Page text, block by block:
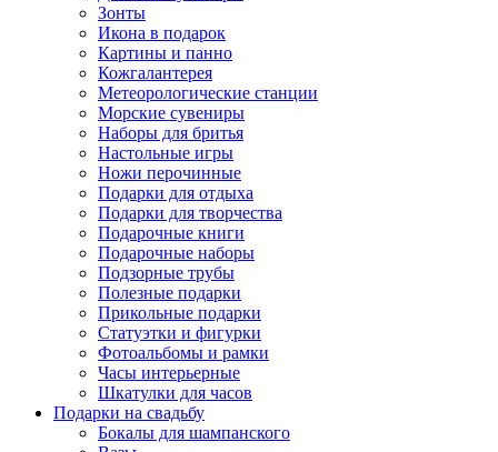
Зонты
Икона в подарок
Картины и панно
Кожгалантерея
Метеорологические станции
Морские сувениры
Наборы для бритья
Настольные игры
Ножи перочинные
Подарки для отдыха
Подарки для творчества
Подарочные книги
Подарочные наборы
Подзорные трубы
Полезные подарки
Прикольные подарки
Статуэтки и фигурки
Фотоальбомы и рамки
Часы интерьерные
Шкатулки для часов
Подарки на свадьбу
Бокалы для шампанского